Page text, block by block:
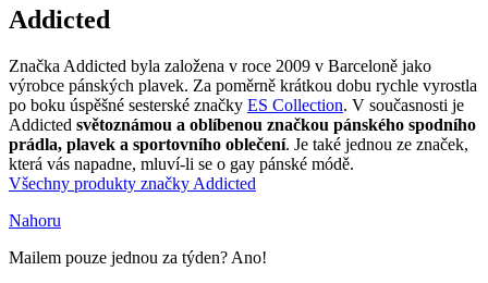
Addicted
Značka Addicted byla založena v roce 2009 v Barceloně jako
výrobce pánských plavek. Za poměrně krátkou dobu rychle vyrostla
po boku úspěšné sesterské značky ES Collection. V současnosti je
Addicted světoznámou a oblíbenou značkou pánského spodního
prádla, plavek a sportovního oblečení. Je také jednou ze značek,
která vás napadne, mluví-li se o gay pánské módě.
Všechny produkty značky Addicted
Nahoru
Mailem pouze jednou za týden? Ano!